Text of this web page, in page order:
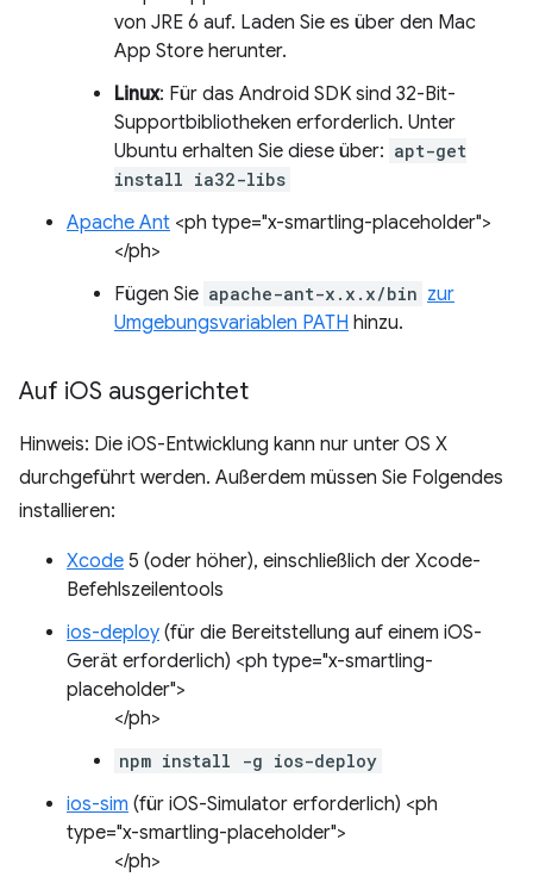
von JRE 6 auf. Laden Sie es über den Mac
App Store herunter.
Linux: Für das Android SDK sind 32-Bit-
Supportbibliotheken erforderlich. Unter
Ubuntu erhalten Sie diese über: apt-get
install ia32-libs
Apache Ant <ph type="x-smartling-placeholder">
</ph>
Fügen Sie apache-ant-x.x.x/bin zur
Umgebungsvariablen PATH hinzu.
Auf iOS ausgerichtet
Hinweis: Die iOS-Entwicklung kann nur unter OS X
durchgeführt werden. Außerdem müssen Sie Folgendes
installieren:
Xcode 5 (oder höher), einschließlich der Xcode-
Befehlszeilentools
ios-deploy (für die Bereitstellung auf einem iOS-
Gerät erforderlich) <ph type="x-smartling-
placeholder">
</ph>
npm install -g ios-deploy
ios-sim (für iOS-Simulator erforderlich) <ph
type="x-smartling-placeholder">
</ph>